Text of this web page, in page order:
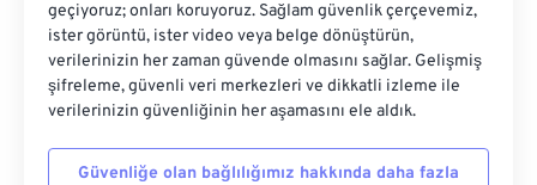
geçiyoruz; onları koruyoruz. Sağlam güvenlik çerçevemiz,
ister görüntü, ister video veya belge dönüştürün,
verilerinizin her zaman güvende olmasını sağlar. Gelişmiş
şifreleme, güvenli veri merkezleri ve dikkatli izleme ile
verilerinizin güvenliğinin her aşamasını ele aldık.
Güvenliğe olan bağlılığımız hakkında daha fazla